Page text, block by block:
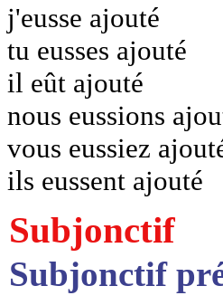
j'eusse ajouté
tu eusses ajouté
il eût ajouté
nous eussions
vous eussiez
ils eussent ajouté
Subjonctif
Subjonctif